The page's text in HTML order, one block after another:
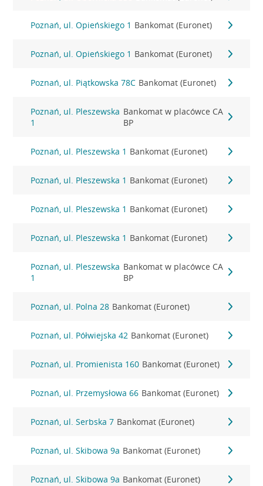
Poznań, ul. Opieńskiego 1 Bankomat (Euronet)
Poznań, ul. Opieńskiego 1 Bankomat (Euronet)
Poznań, ul. Piątkowska 78C Bankomat (Euronet)
Poznań, ul. Pleszewska
1
Bankomat w placówce CA
BP
Poznań, ul. Pleszewska 1 Bankomat (Euronet)
Poznań, ul. Pleszewska 1 Bankomat (Euronet)
Poznań, ul. Pleszewska 1 Bankomat (Euronet)
Poznań, ul. Pleszewska 1 Bankomat (Euronet)
Poznań, ul. Pleszewska
1
Bankomat w placówce CA
BP
Poznań, ul. Polna 28 Bankomat (Euronet)
Poznań, ul. Półwiejska 42 Bankomat (Euronet)
Poznań, ul. Promienista 160 Bankomat (Euronet)
Poznań, ul. Przemysłowa 66 Bankomat (Euronet)
Poznań, ul. Serbska 7 Bankomat (Euronet)
Poznań, ul. Skibowa 9a Bankomat (Euronet)
Poznań, ul. Skibowa 9a Bankomat (Euronet)